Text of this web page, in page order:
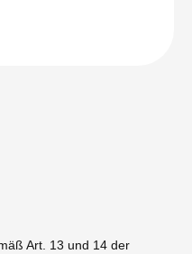
Art. 13 und 14 der